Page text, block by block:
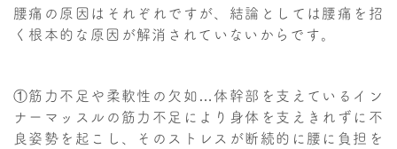
腰痛の原因はそれぞれですが、結論としては腰痛を招
く根本的な原因が解消されていないからです。
①筋力不足や柔軟性の欠如…体幹部を支えているイン
ナーマッスルの筋力不足により身体を支えきれずに不
良姿勢を起こし、そのストレスが断続的に腰に負担を